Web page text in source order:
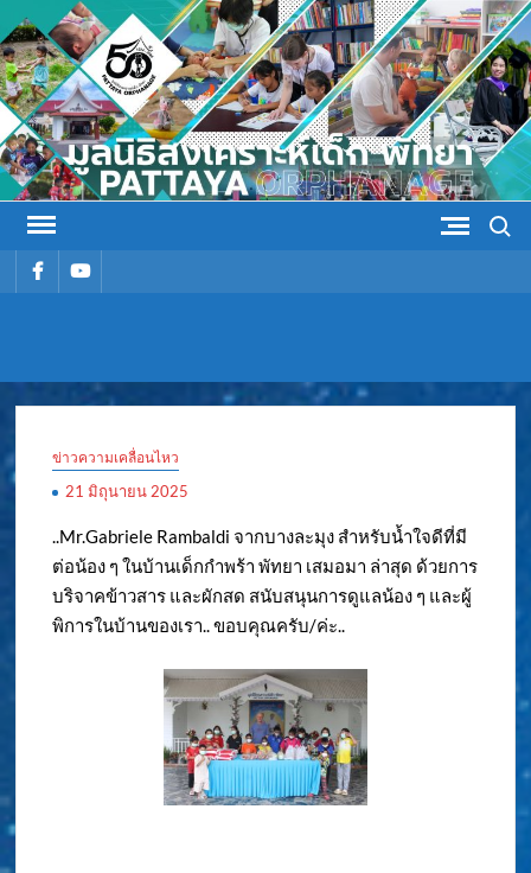
Skip
to
content
รายการรายการ
สงเคราะห์
ข่าวความเคลื่อนไหว
21 มิถุนายน 2025
..Mr.Gabriele Rambaldi จากบางละมุง สำหรับน้ำใจดีที่มี
ต่อน้อง ๆ ในบ้านเด็กกำพร้า พัทยา เสมอมา ล่าสุด ด้วยการ
บริจาคข้าวสาร และผักสด สนับสนุนการดูแลน้อง ๆ และผู้
พิการในบ้านของเรา.. ขอบคุณครับ/ค่ะ..